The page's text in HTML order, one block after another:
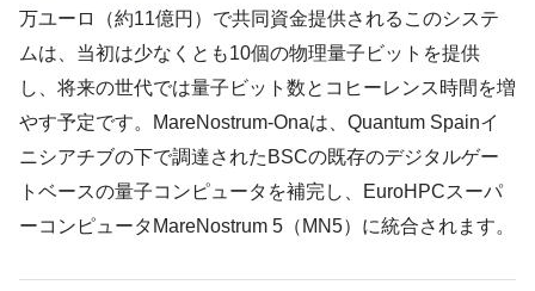
万ユーロ（約11億円）で共同資金提供されるこのシステ
ムは、当初は少なくとも10個の物理量子ビットを提供
し、将来の世代では量子ビット数とコヒーレンス時間を増
やす予定です。MareNostrum-Onaは、Quantum Spainイ
ニシアチブの下で調達されたBSCの既存のデジタルゲー
トベースの量子コンピュータを補完し、EuroHPCスーパ
ーコンピュータMareNostrum 5（MN5）に統合されます。